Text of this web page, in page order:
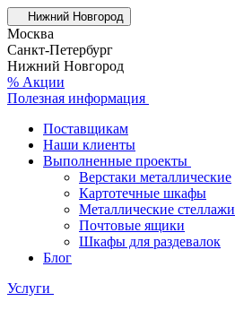
Нижний Новгород
Москва
Санкт-Петербург
Нижний Новгород
% Акции
Полезная информация
Поставщикам
Наши клиенты
Выполненные проекты
Верстаки металлические
Картотечные шкафы
Металлические стеллажи
Почтовые ящики
Шкафы для раздевалок
Блог
Услуги